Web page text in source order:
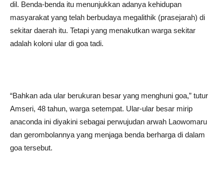
dil. Benda-benda itu menunjukkan adanya kehidupan
masyarakat yang telah berbudaya megalithik (prasejarah) di
sekitar daerah itu. Tetapi yang menakutkan warga sekitar
adalah koloni ular di goa tadi.
“Bahkan ada ular berukuran besar yang menghuni goa,” tutur
Amseri, 48 tahun, warga setempat. Ular-ular besar mirip
anaconda ini diyakini sebagai perwujudan arwah Laowomaru
dan gerombolannya yang menjaga benda berharga di dalam
goa tersebut.